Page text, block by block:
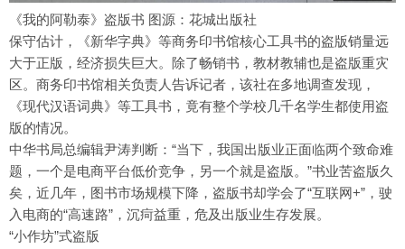
《我的阿勒泰》盗版书 图源：花城出版社
保守估计，《新华字典》等商务印书馆核心工具书的盗版销量远
大于正版，经济损失巨大。除了畅销书，教材教辅也是盗版重灾
区。商务印书馆相关负责人告诉记者，该社在多地调查发现，
《现代汉语词典》等工具书，竟有整个学校几千名学生都使用盗
版的情况。
中华书局总编辑尹涛判断：“当下，我国出版业正面临两个致命难
题，一个是电商平台低价竞争，另一个就是盗版。”书业苦盗版久
矣，近几年，图书市场规模下降，盗版书却学会了“互联网+”，驶
入电商的“高速路”，沉疴益重，危及出版业生存发展。
“小作坊”式盗版